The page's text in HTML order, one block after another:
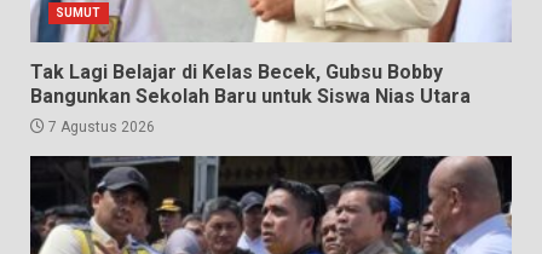
SUMUT
Tak Lagi Belajar di Kelas Becek, Gubsu Bobby
Bangunkan Sekolah Baru untuk Siswa Nias Utara
7 Agustus 2026